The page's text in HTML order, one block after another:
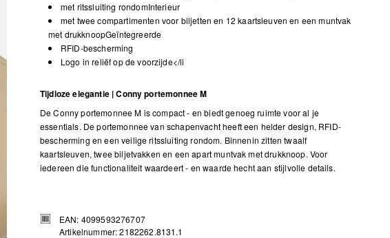
met ritssluiting rondomInterieur
met twee compartimenten voor biljetten en 12 kaartsleuven en een muntvak
met drukknoopGeïntegreerde
RFID-bescherming
Logo in reliëf op de voorzijde</li
Tijdloze elegantie | Conny portemonnee M
De Conny portemonnee M is compact - en biedt genoeg ruimte voor al je
essentials. De portemonnee van schapenvacht heeft een helder design, RFID-
bescherming en een veilige ritssluiting rondom. Binnenin zitten twaalf
kaartsleuven, twee biljetvakken en een apart muntvak met drukknoop. Voor
iedereen die functionaliteit waardeert - en waarde hecht aan stijlvolle details.
EAN: 4099593276707
Artikelnummer: 2182262.8131.1